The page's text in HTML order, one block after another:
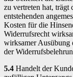
zu vertreten hat, trägt
entstehenden
Kosten für die
Widerrufsrecht
wirksamer Ausübung
der
5.4 Handelt der